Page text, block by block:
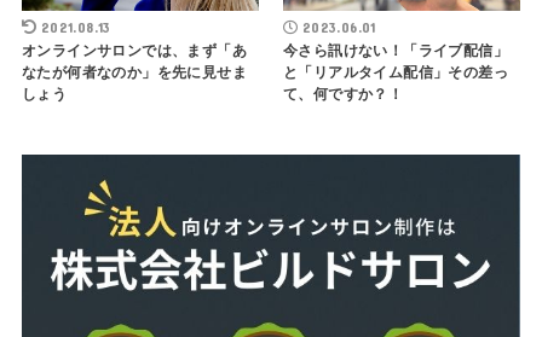
2021.08.13
オンラインサロンでは、まず「あ
なたが何者なのか」を先に見せま
しょう
2023.06.01
今さら訊けない！「ライブ配信」
と「リアルタイム配信」その差っ
て、何ですか？！